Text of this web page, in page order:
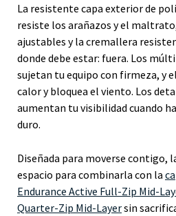
La resistente capa exterior de
resiste los arañazos y el
ajustables y la cremallera
donde debe estar: fuera. Los
sujetan tu equipo con firmeza, y
calor y bloquea el viento. Los
aumentan tu visibilidad cuando
duro.
Diseñada para moverse contigo,
espacio para combinarla con la
Endurance Active Full-Zip Mid-
Quarter-Zip Mid-Layersin